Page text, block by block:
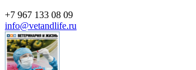
+7 967 133 08 09
info@vetandlife.ru